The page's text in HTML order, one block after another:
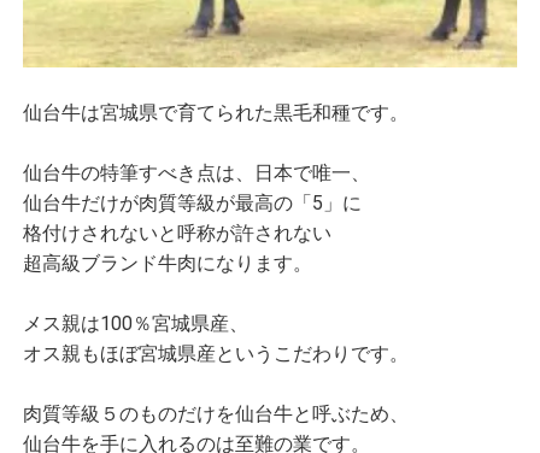
仙台牛は宮城県で育てられた黒毛和種です。
仙台牛の特筆すべき点は、日本で唯一、
仙台牛だけが肉質等級が最高の「5」に
格付けされないと呼称が許されない
超高級ブランド牛肉になります。
メス親は100％宮城県産、
オス親もほぼ宮城県産というこだわりです。
肉質等級５のものだけを仙台牛と呼ぶため、
仙台牛を手に入れるのは至難の業です。